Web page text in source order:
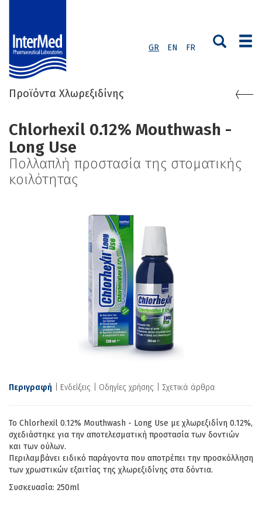
GR EN FR
Προϊόντα Χλωρεξιδίνης
Chlorhexil 0.12% Mouthwash -
Long Use
Πολλαπλή προστασία της στοματικής
κοιλότητας
Περιγραφή Ενδείξεις Οδηγίες χρήσης Σχετικά άρθρα
Το Chlorhexil 0.12% Mouthwash - Long Use με χλωρεξιδίνη 0.12%,
σχεδιάστηκε για την αποτελεσματική προστασία των δοντιών
και των ούλων.
Περιλαμβάνει ειδικό παράγοντα που αποτρέπει την προσκόλληση
των χρωστικών εξαιτίας της χλωρεξιδίνης στα δόντια.
Συσκευασία: 250ml